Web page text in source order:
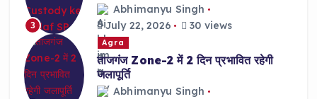
3
Abhimanyu Singh
July 22, 2026
30 views
Agra
ताजगंज Zone-2 में 2 दिन प्रभावित रहेगी
जलापूर्ति
Abhimanyu Singh